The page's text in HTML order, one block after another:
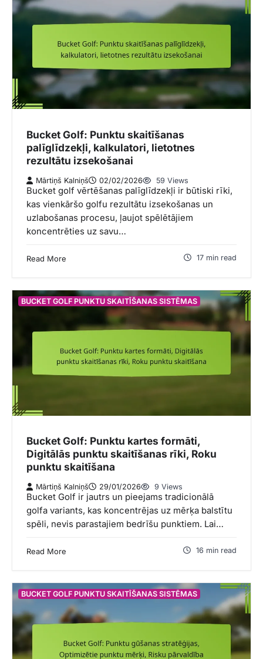
Bucket Golf: Punktu skaitīšanas
palīglīdzekļi, kalkulatori, lietotnes
rezultātu izsekošanai
Mārtiņš Kalniņš 02/02/2026 59 Views
Bucket golf vērtēšanas palīglīdzekļi ir būtiski rīki,
kas vienkāršo golfu rezultātu izsekošanas un
uzlabošanas procesu, ļaujot spēlētājiem
koncentrēties uz savu…
Read More 17 min read
BUCKET GOLF PUNKTU SKAITĪŠANAS SISTĒMAS
Bucket Golf: Punktu kartes formāti,
Digitālās punktu skaitīšanas rīki, Roku
punktu skaitīšana
Mārtiņš Kalniņš 29/01/2026 9 Views
Bucket Golf ir jautrs un pieejams tradicionālā
golfa variants, kas koncentrējas uz mērķa balstītu
spēli, nevis parastajiem bedrīšu punktiem. Lai…
Read More 16 min read
BUCKET GOLF PUNKTU SKAITĪŠANAS SISTĒMAS